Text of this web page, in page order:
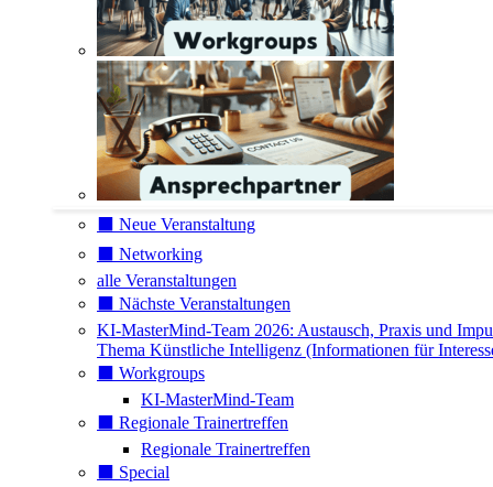
⬛️ Neue Veranstaltung
⬛️ Networking
alle Veranstaltungen
⬛️ Nächste Veranstaltungen
KI-MasterMind-Team 2026: Austausch, Praxis und
Thema Künstliche Intelligenz (Informationen für
⬛️ Workgroups
KI-MasterMind-Team
⬛️ Regionale Trainertreffen
Regionale Trainertreffen
⬛️ Special